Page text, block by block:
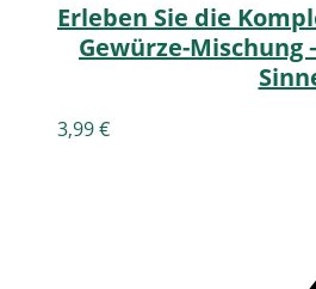
Erleben Sie die
Gewürze-Mischung
3,99€